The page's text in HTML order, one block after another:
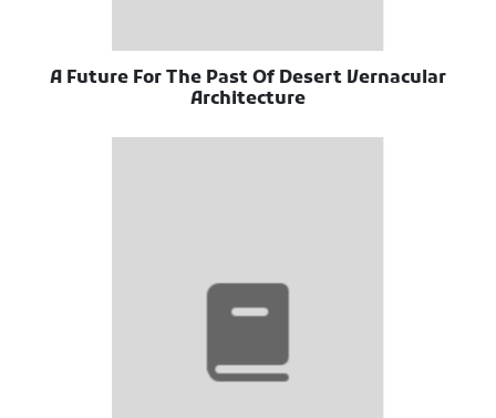
A Future For The Past Of Desert Vernacular
Architecture